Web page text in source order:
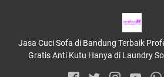
Jasa Cuci Sofa di Bandung Terbaik
Gratis Anti Kutu Hanya di Laundry